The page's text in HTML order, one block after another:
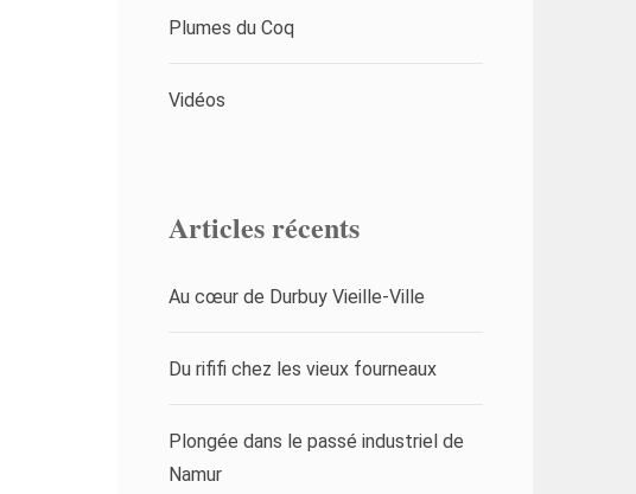
Plumes du Coq
Vidéos
Articles récents
Au cœur de Durbuy Vieille-Ville
Du rififi chez les vieux fourneaux
Plongée dans le passé industriel de
Namur